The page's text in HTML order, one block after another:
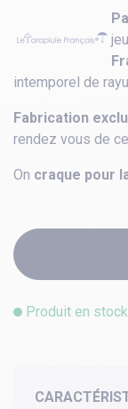
intemporel de
Fabrication
rendez vous de
On craque pour
Produit en